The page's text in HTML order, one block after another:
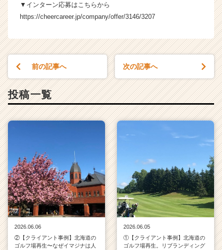
r）
▼インターン応募はこちらから
https://cheercareer.jp/company/offer/3146/3207
前の記事へ 次の記事へ
投稿一覧
2026.06.06
②【クライアント事例】北海道の
ゴルフ場再生〜なぜイマジナは人
2026.06.05
①【クライアント事例】北海道の
ゴルフ場再生。リブランディング